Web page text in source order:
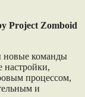
Project Zomboid
новые команды
настройки,
процессом,
и